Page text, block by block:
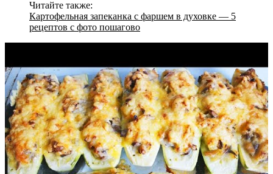
Читайте также:
Картофельная запеканка с фаршем в духовке — 5
рецептов с фото пошагово